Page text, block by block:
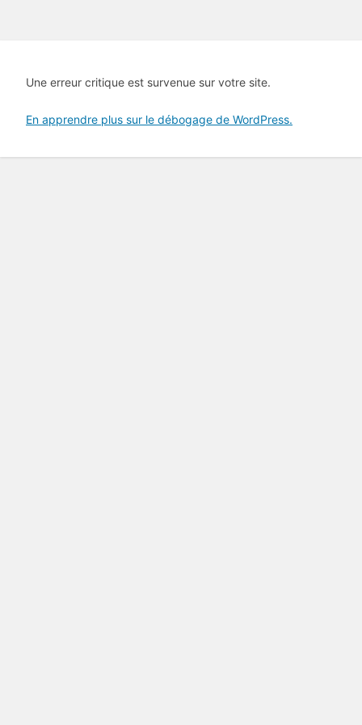
Une erreur critique est survenue sur votre site.
En apprendre plus sur le débogage de WordPress.